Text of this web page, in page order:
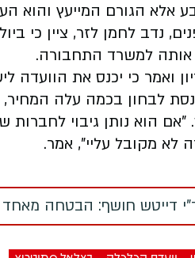
אלא הגורם המייעץ והוא
נדב לחמן לזר, ציין כי
למשרד התחבורה.
ואמר כי יכנס את
לבחון בכמה עלה
הוא נותן גיבוי
לא מקובל עליי", אמר.
דייטש חושף: הבטחה